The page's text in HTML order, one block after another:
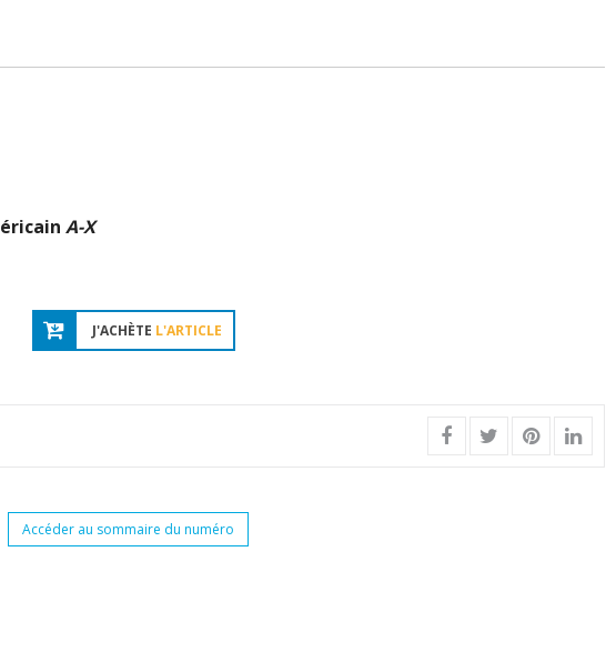
A-X
J'ACHÈTE L'ARTICLE
Accéder au sommaire du numéro